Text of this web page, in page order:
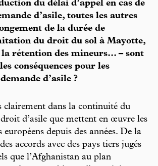
du délai d’appel en cas de
d’asile, toutes les autres
de la durée de
du droit du sol à Mayotte,
rétention des mineurs... – sont
conséquences pour les
d’asile ?
clairement dans la continuité du
d’asile que mettent en œuvre les
européens depuis des années. De la
accords avec des pays tiers jugés
que l’Afghanistan au plan